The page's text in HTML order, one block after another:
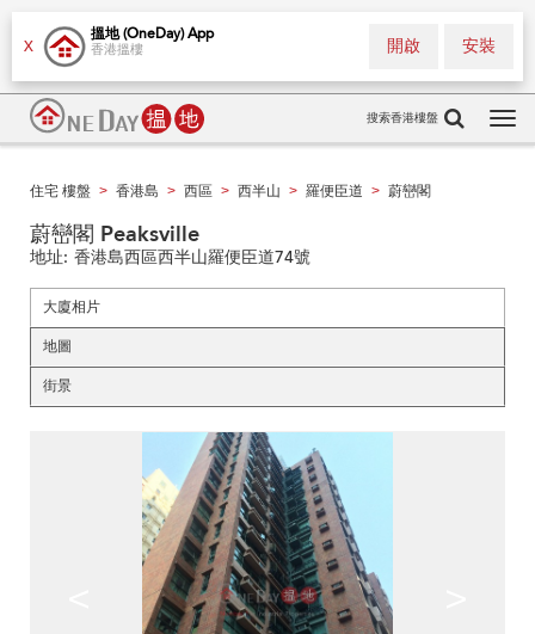
X
搵地 (OneDay) App
香港搵樓 安裝
開啟
搜索香港樓盤
住宅 樓盤 > 香港島 > 西區 > 西半山 > 羅便臣道 > 蔚巒閣
蔚巒閣 Peaksville
地址: 香港島西區西半山羅便臣道74號
大廈相片
地圖
街景